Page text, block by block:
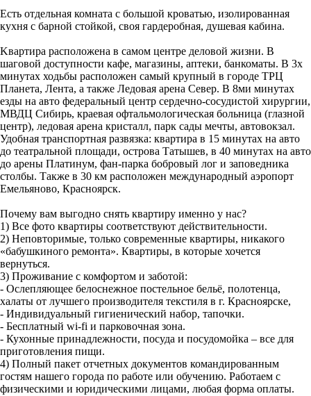
Есть отдельная комната с большой кроватью, изолированная
кухня с барной стойкой, своя гардеробная, душевая кабина.
Kвартира расположена в самом центре деловой жизни. В
шаговой доступности кафе, магазины, аптеки, банкоматы. В 3х
минутах ходьбы расположен самый крупный в городе ТРЦ
Планета, Лента, а также Ледовая арена Север. В 8ми минутах
езды на авто федеральный центр сердечно-сосудистой хирургии,
МВДЦ Сибирь, краевая офтальмологическая больница (глазной
центр), ледовая арена кристалл, парк сады мечты, автовокзал.
Удобная транспортная развязка: квартира в 15 минутах на авто
до театральной площади, острова Татышев, в 40 минутах на авто
до арены Платинум, фан-парка бобровый лог и заповедника
столбы. Также в 30 км расположен международный аэропорт
Емельяново, Красноярск.
Почему вам выгодно снять квартиру именно у нас?
1) Все фото квартиры соответствуют действительности.
2) Неповторимые, только современные квартиры, никакого
«бабушкиного ремонта». Квартиры, в которые хочется
вернуться.
3) Проживание с комфортом и заботой:
- Ослепляющее белоснежное постельное бельё, полотенца,
халаты от лучшего производителя текстиля в г. Красноярске,
- Индивидуальный гигиенический набор, тапочки.
- Бесплатный wi-fi и парковочная зона.
- Кухонные принадлежности, посуда и посудомойка – все для
приготовления пищи.
4) Полный пакет отчетных документов командированным
гостям нашего города по работе или обучению. Работаем с
физическими и юридическими лицами, любая форма оплаты.